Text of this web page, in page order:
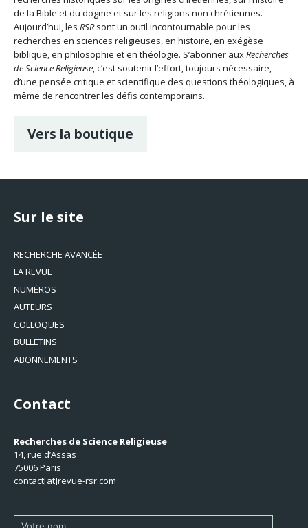
de la Bible et du dogme et sur les religions non chrétiennes.
Aujourd’hui, les RSRsont un outil incontournable pour les
recherches en sciences religieuses, en histoire, en exégèse
biblique, en philosophie et en théologie. S’abonner auxRecherches
de Science Religieuse, c’est soutenir l’effort, toujours nécessaire,
d’une pensée critique et scientifique des questions théologiques, à
même de rencontrer les défis contemporains.
Vers la boutique
Sur le site
RECHERCHE AVANCÉE
LA REVUE
NUMÉROS
AUTEURS
COLLOQUES
BULLETINS
ABONNEMENTS
Contact
Recherches de Science Religieuse
14, rue d’Assas
75006 Paris
contact[at]revue-rsr.com